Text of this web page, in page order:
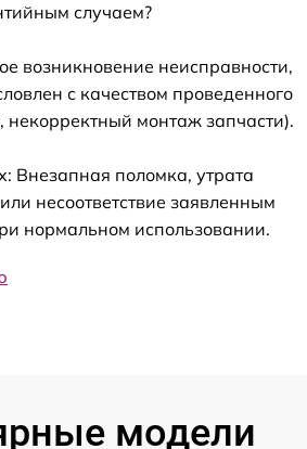
случаем?
возникновение неисправности,
с качеством проведенного
монтаж запчасти).
Внезапная поломка, утрата
несоответствие заявленным
нормальном использовании.
модели